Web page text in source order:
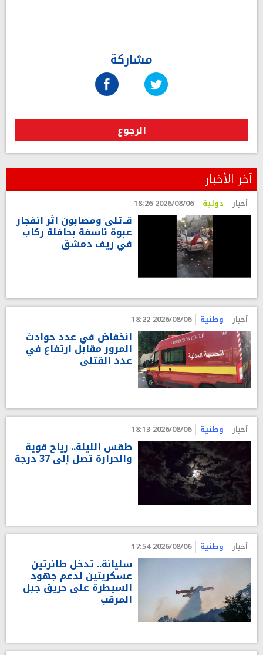
مشاركة
الرجوع
آخر الأخبار
أخبار دولية 2026/08/06 18:26
قـ.تلى ومصابون اثر انفجار
عبوة ناسفة بحافلة ركاب
في ريف دمشق
أخبار وطنية 2026/08/06 18:22
انخفاض في عدد حوادث
المرور مقابل ارتفاع في
عدد القتلى
أخبار وطنية 2026/08/06 18:13
طقس الليلة.. رياح قوية
والحرارة تصل إلى 37 درجة
أخبار وطنية 2026/08/06 17:54
سليانة.. تدخل طائرتين
عسكريتين لدعم جهود
السيطرة على حريق جبل
المرقب